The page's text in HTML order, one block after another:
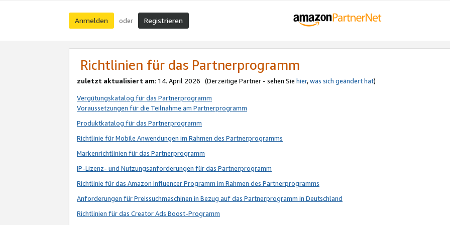
Anmelden oder Registrieren
Richtlinien für das Partnerprogramm
zuletzt aktualisiert am: 14. April 2026 (Derzeitige Partner - sehen Sie hier,was sich geändert hat)
Vergütungskatalog für das Partnerprogramm
Voraussetzungen für die Teilnahme am Partnerprogramm
Produktkatalog für das Partnerprogramm
Richtlinie für Mobile Anwendungen im Rahmen des Partnerprogramms
Markenrichtlinien für das Partnerprogramm
IP-Lizenz- und Nutzungsanforderungen für das Partnerprogramm
Richtlinie für das Amazon Influencer Programm im Rahmen des Partnerprogramms
Anforderungen für Preissuchmaschinen in Bezug auf das Partnerprogramm in Deutschland
Richtlinien für das Creator Ads Boost-Programm